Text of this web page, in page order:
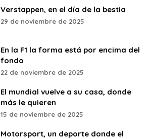
Verstappen, en el día de la bestia
29 de noviembre de 2025
En la F1 la forma está por encima del
fondo
22 de noviembre de 2025
El mundial vuelve a su casa, donde
más le quieren
15 de noviembre de 2025
Motorsport, un deporte donde el